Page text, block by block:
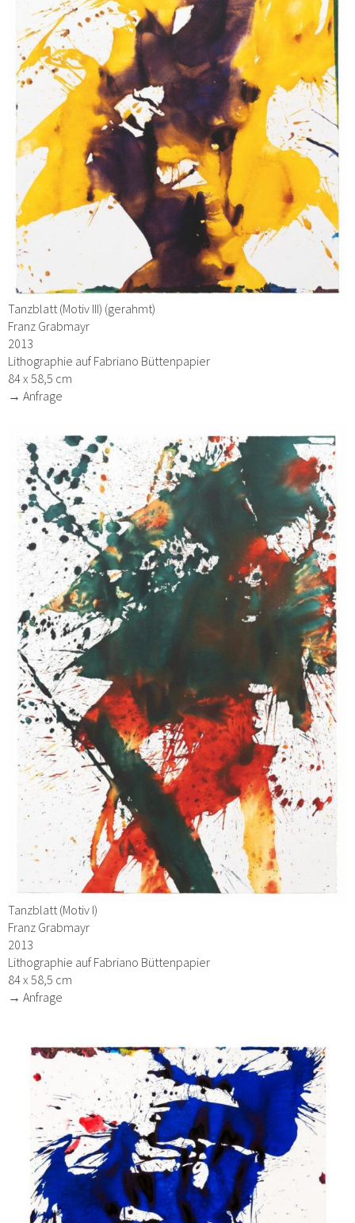
Tanzblatt (Motiv III) (gerahmt)
Franz Grabmayr
2013
Lithographie auf Fabriano Büttenpapier
84 x 58,5 cm
→ Anfrage
Tanzblatt (Motiv I)
Franz Grabmayr
2013
Lithographie auf Fabriano Büttenpapier
84 x 58,5 cm
→ Anfrage